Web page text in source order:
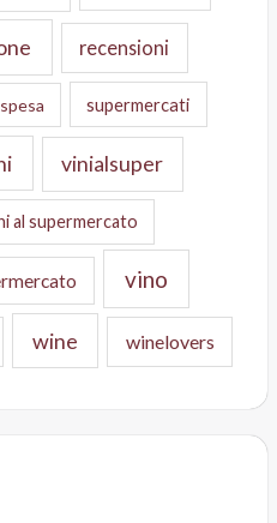
recensioni
spesa supermercati
vinialsuper
al supermercato
vino
wine winelovers